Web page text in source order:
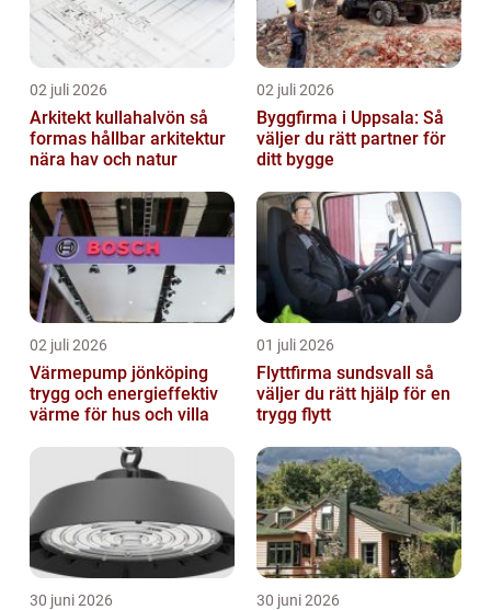
02 juli 2026
Arkitekt kullahalvön så
formas hållbar arkitektur
nära hav och natur
02 juli 2026
Byggfirma i Uppsala: Så
väljer du rätt partner för
ditt bygge
02 juli 2026
Värmepump jönköping
trygg och energieffektiv
värme för hus och villa
01 juli 2026
Flyttfirma sundsvall så
väljer du rätt hjälp för en
trygg flytt
30 juni 2026 30 juni 2026